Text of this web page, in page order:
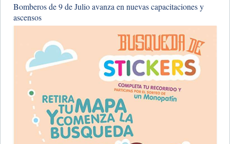
​Bomberos de 9 de Julio avanza en nuevas capacitaciones y
ascensos